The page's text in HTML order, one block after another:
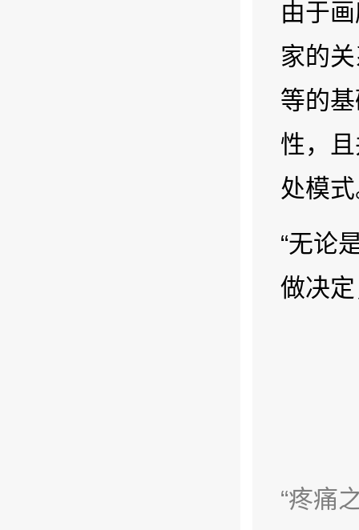
由于
家的
等的
性，
处模
“无论
做决
“疼痛